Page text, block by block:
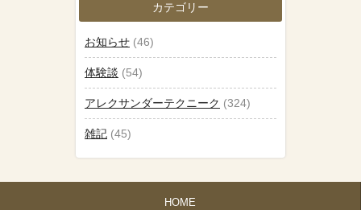
カテゴリー
お知らせ (46)
体験談 (54)
アレクサンダーテクニーク (324)
雑記 (45)
HOME